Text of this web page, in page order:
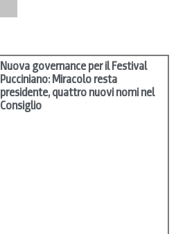
Nuova governance per il Festival
Pucciniano: Miracolo resta
presidente, quattro nuovi nomi nel
Consiglio